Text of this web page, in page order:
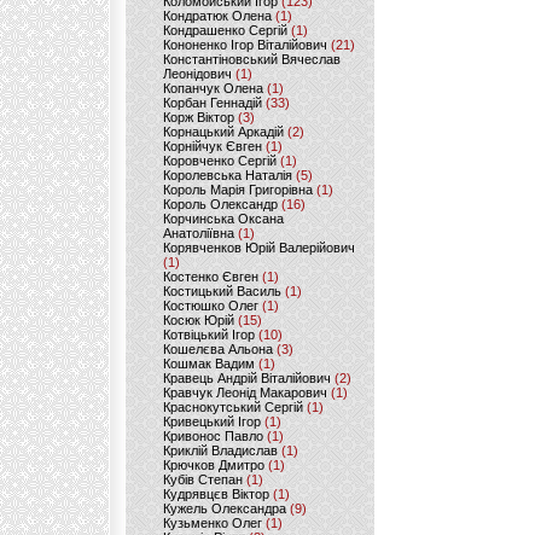
Кондратюк Олена(1)
Кондрашенко Сергій (1)
Кононенко Ігор Віталійович (21)
Константіновський Вячеслав
Леонідович (1)
Копанчук Олена (1)
Корбан Геннадій (33)
Корж Віктор (3)
Корнацький Аркадій (2)
Корнійчук Євген (1)
Коровченко Сергій (1)
Королевська Наталія(5)
Король Марія Григорівна (1)
Король Олександр (16)
Корчинська Оксана
Анатоліївна (1)
Корявченков Юрій Валерійович
(1)
Костенко Євген (1)
Костицький Василь (1)
Костюшко Олег (1)
Косюк Юрій (15)
Котвіцький Ігор (10)
Кошелєва Альона(3)
Кошмак Вадим (1)
Кравець Андрій Віталійович (2)
Кравчук Леонід Макарович (1)
Краснокутський Сергій (1)
Кривецький Ігор (1)
Кривонос Павло (1)
Криклій Владислав (1)
Крючков Дмитро(1)
Кубів Степан(1)
Кудрявцєв Віктор (1)
Кужель Олександра (9)
Кузьменко Олег (1)